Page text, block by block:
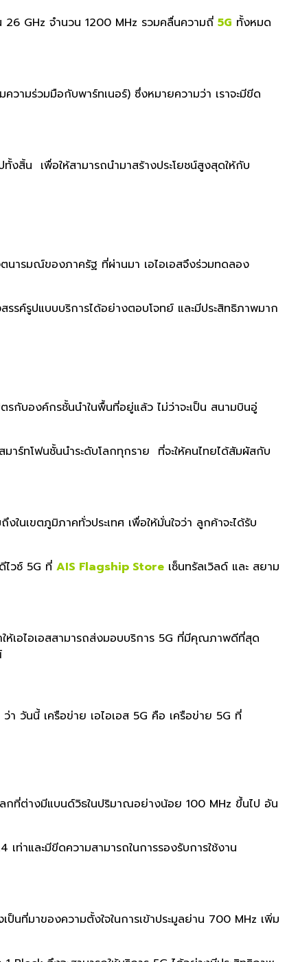
GHz จำนวน 1200 MHz รวมคลื่นความถี่ 5G ทั้งหมด
ความร่วมมือกับพาร์ทเนอร์) ซึ่งหมายความว่า เราจะมีขีด
งสิ้น เพื่อให้สามารถนำมาสร้างประโยชน์สูงสุดให้กับ
ตนารมณ์ของภาครัฐ ที่ผ่านมา เอไอเอสจึงร่วมทดลอง
รรค์รูปแบบบริการได้อย่างตอบโจทย์ และมีประสิทธิภาพมาก
รกับองค์กรชั้นนำในพื้นที่อยู่แล้ว ไม่ว่าจะเป็น สนามบินอู่
าร์ทโฟนชั้นนำระดับโลกทุกราย ที่จะให้คนไทยได้สัมผัสกับ
เขตภูมิภาคทั่วประเทศ เพื่อให้มั่นใจว่า ลูกค้าจะได้รับ
ดีไวซ์ 5G ที่ AIS Flagship Store เซ็นทรัลเวิลด์ และ สยาม
เอไอเอสสามารถส่งมอบบริการ 5G ที่มีคุณภาพดีที่สุด
ว่า วันนี้ เครือข่าย เอไอเอส 5G คือ เครือข่าย 5G ที่
กที่ต่างมีแบนด์วิธในปริมาณอย่างน้อย 100 MHz ขึ้นไป อัน
เท่าและมีขีดความสามารถในการรองรับการใช้งาน
ป็นที่มาของความตั้งใจในการเข้าประมูลย่าน 700 MHz เพิ่ม